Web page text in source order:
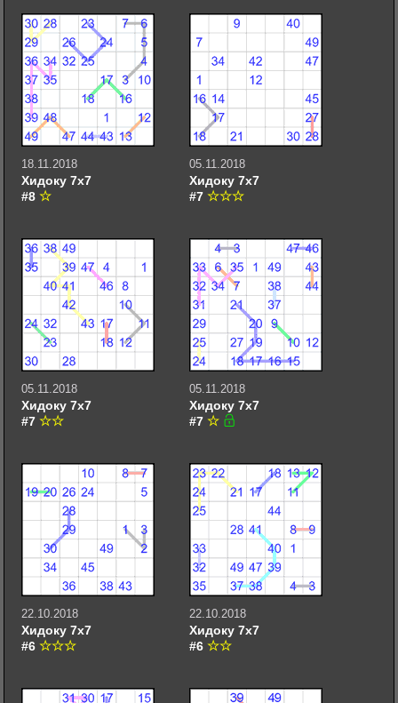
18.11.2018
Хидоку 7х7
#8
05.11.2018
Хидоку 7х7
#7
05.11.2018
Хидоку 7х7
#7
05.11.2018
Хидоку 7х7
#7
22.10.2018
Хидоку 7х7
#6
22.10.2018
Хидоку 7х7
#6